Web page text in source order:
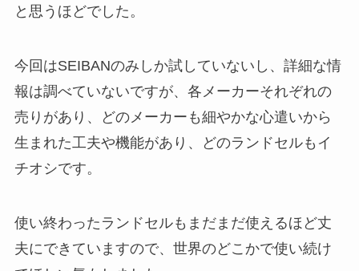
と思うほどでした。
今回はSEIBANのみしか試していないし、詳細な情
報は調べていないですが、各メーカーそれぞれの
売りがあり、どのメーカーも細やかな心遣いから
生まれた工夫や機能があり、どのランドセルもイ
チオシです。
使い終わったランドセルもまだまだ使えるほど丈
夫にできていますので、世界のどこかで使い続け